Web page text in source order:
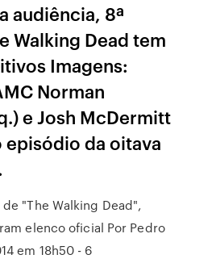
audiência, 8ª
Walking Dead tem
Imagens:
Norman
e Josh McDermitt
da oitava
"The Walking Dead",
elenco oficial Por Pedro
em 18h50 - 6